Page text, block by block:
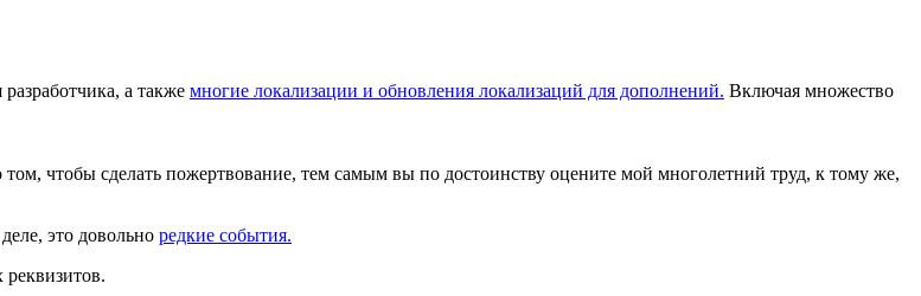
а также многие локализации и обновления локализаций для дополнений. Включая множество
чтобы сделать пожертвование, тем самым вы по достоинству оцените мой многолетний труд, к тому же,
это довольно редкие события.